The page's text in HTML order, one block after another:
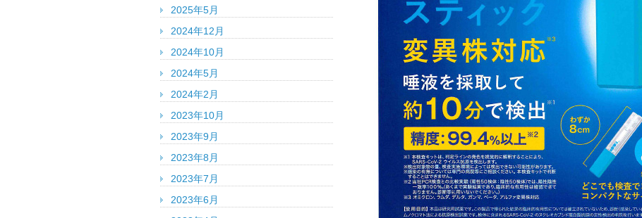
2025年5月
2024年12月
2024年10月
2024年5月
2024年2月
2023年10月
2023年9月
2023年8月
2023年7月
2023年6月